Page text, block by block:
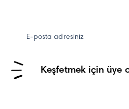
E-posta adresiniz
Keşfetmek için üye